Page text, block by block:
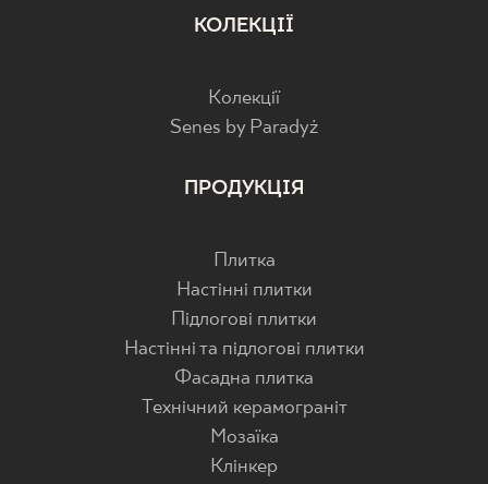
КОЛЕКЦІЇ
Колекції
Senes by Paradyż
ПРОДУКЦІЯ
Плитка
Настінні плитки
Підлогові плитки
Настінні та підлогові плитки
Фасадна плитка
Технічний керамограніт
Мозаїка
Клінкер